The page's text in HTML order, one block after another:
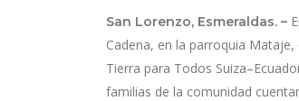
San Lorenzo, Esmeraldas. –
Cadena, en la parroquia
Tierra para Todos
familias de la comunidad